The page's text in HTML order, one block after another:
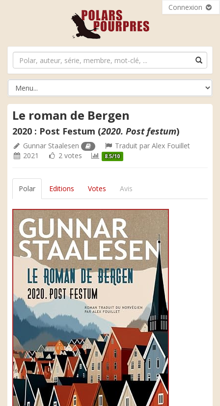
Connexion
Le roman de Bergen
2020 : Post Festum (2020. Post festum)
Gunnar Staalesen Traduit parAlex Fouillet
2021
2 votes 8.5/10
Polar Editions Votes Avis